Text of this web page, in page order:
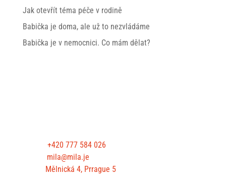
Jak otevřít téma péče v rodině
Babička je doma, ale už to nezvládáme
Babička je v nemocnici. Co mám dělat?
+420 777 584 026
mila@mila.je
Mělnická 4, Prrague 5